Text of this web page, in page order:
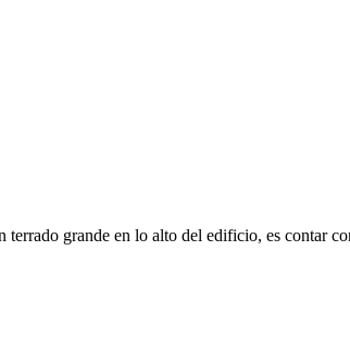
grande en lo alto del edificio, es contar